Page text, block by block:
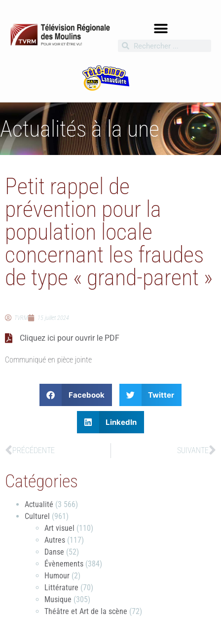
Actualités à la une
Petit rappel de
prévention pour la
population locale
concernant les fraudes
de type « grand-parent »
TVRM 15 juillet 2024
Cliquez ici pour ouvrir le PDF
Communiqué en pièce jointe
Facebook Twitter
LinkedIn
PRÉCÉDENTE SUIVANTE
Catégories
Actualité (3 566)
Culturel (961)
Art visuel (110)
Autres (117)
Danse (52)
Évènements (384)
Humour (2)
Littérature (70)
Musique (305)
Théâtre et Art de la scène (72)